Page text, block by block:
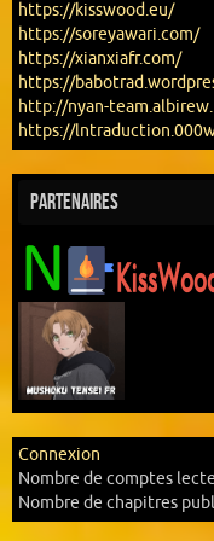
https://kisswood.eu/
https://soreyawari.com/
https://xianxiafr.com/
https://
http://nyan-
https://
Partenaires
Connexion
Nombre de comptes
Nombre de chapitres